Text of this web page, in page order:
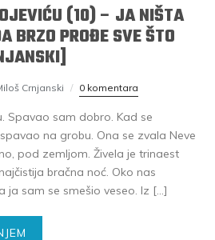
(10) – JA NIŠTA
BRZO PROĐE SVE ŠTO
Crnjanski 0 komentara
Spavao sam dobro. Kad se
na grobu. Ona se zvala Neve
pod zemljom. Živela je trinaest
bračna noć. Oko nas
ja sam se smešio veseo. Iz […]